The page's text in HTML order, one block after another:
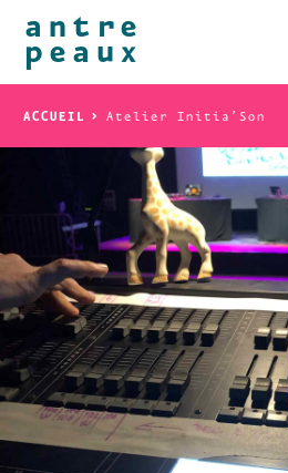
ACCUEIL Atelier Initia’Son